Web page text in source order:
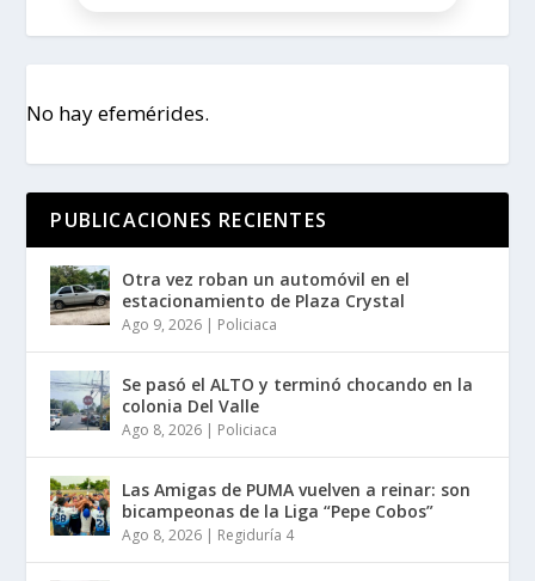
No hay efemérides.
PUBLICACIONES RECIENTES
Otra vez roban un automóvil en el
estacionamiento de Plaza Crystal
Ago 9, 2026 | Policiaca
Se pasó el ALTO y terminó chocando en la
colonia Del Valle
Ago 8, 2026 | Policiaca
Las Amigas de PUMA vuelven a reinar: son
bicampeonas de la Liga “Pepe Cobos”
Ago 8, 2026 | Regiduría 4